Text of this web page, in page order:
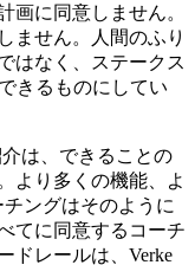
画に同意しません。
ません。人間のふり
はなく、ステークス
きるものにしてい
は、できることの
より多くの機能、よ
ングはそのように
てに同意するコーチ
ドレールは、Verke